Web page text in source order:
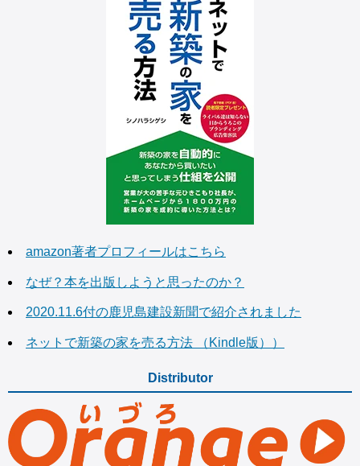
amazon著者プロフィールはこちら
なぜ？本を出版しようと思ったのか？
2020.11.6付の鹿児島建設新聞で紹介されました
ネットで新築の家を売る方法 （Kindle版））
Distributor